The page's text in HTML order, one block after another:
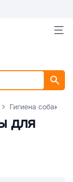
Гигиена собак
для